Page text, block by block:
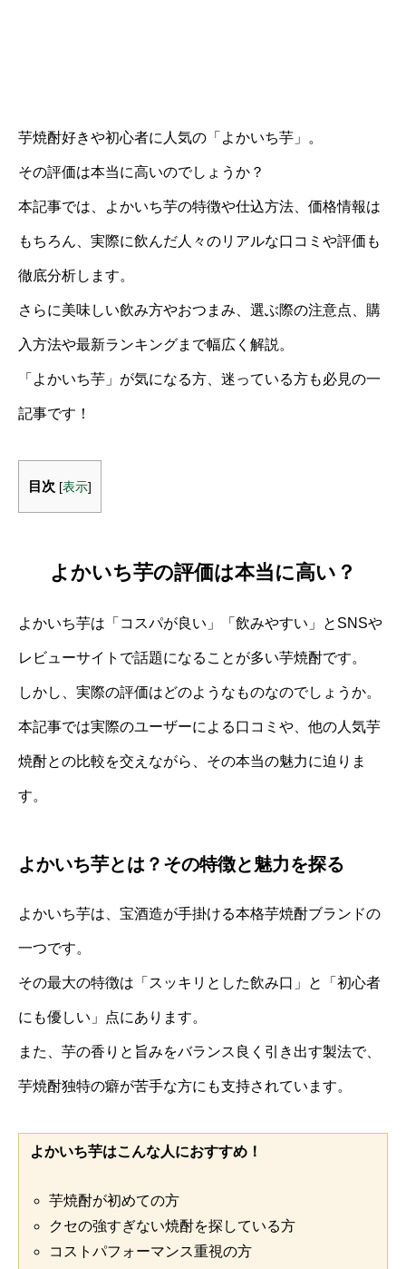
芋焼酎好きや初心者に人気の「よかいち芋」。
その評価は本当に高いのでしょうか？
本記事では、よかいち芋の特徴や仕込方法、価格情報は
もちろん、実際に飲んだ人々のリアルな口コミや評価も
徹底分析します。
さらに美味しい飲み方やおつまみ、選ぶ際の注意点、購
入方法や最新ランキングまで幅広く解説。
「よかいち芋」が気になる方、迷っている方も必見の一
記事です！
目次 [表示]
よかいち芋の評価は本当に高い？
よかいち芋は「コスパが良い」「飲みやすい」とSNSや
レビューサイトで話題になることが多い芋焼酎です。
しかし、実際の評価はどのようなものなのでしょうか。
本記事では実際のユーザーによる口コミや、他の人気芋
焼酎との比較を交えながら、その本当の魅力に迫りま
す。
よかいち芋とは？その特徴と魅力を探る
よかいち芋は、宝酒造が手掛ける本格芋焼酎ブランドの
一つです。
その最大の特徴は「スッキリとした飲み口」と「初心者
にも優しい」点にあります。
また、芋の香りと旨みをバランス良く引き出す製法で、
芋焼酎独特の癖が苦手な方にも支持されています。
よかいち芋はこんな人におすすめ！
芋焼酎が初めての方
クセの強すぎない焼酎を探している方
コストパフォーマンス重視の方